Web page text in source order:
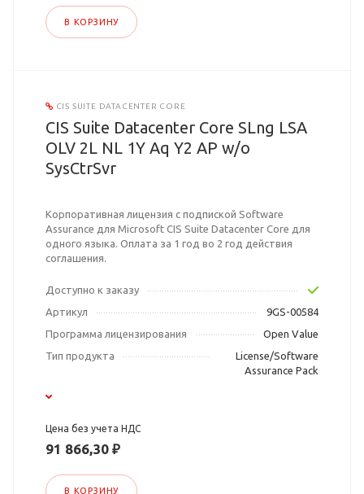
В КОРЗИНУ
CIS SUITE DATACENTER CORE
CIS Suite Datacenter Core SLng LSA
OLV 2L NL 1Y Aq Y2 AP w/o
SysCtrSvr
Корпоративная лицензия с подпиской Software
Assurance для Microsoft CIS Suite Datacenter Core для
одного языка. Оплата за 1 год во 2 год действия
соглашения.
Доступно к заказу
Артикул
9GS-00584
Программа лицензирования
Open Value
Тип продукта
License/Software
Assurance Pack
Цена без учета НДС
91 866,30 ₽
В КОРЗИНУ